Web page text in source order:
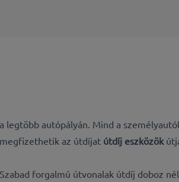
legtöbb autópályán. Mind a
az útdíjat útdíj eszközök
. Szabad forgalmú útvonalak útdíj doboz